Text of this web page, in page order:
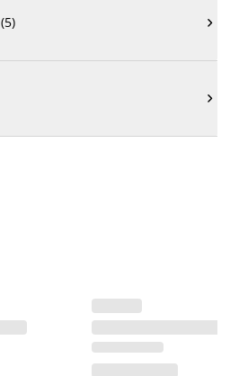
(5) 
